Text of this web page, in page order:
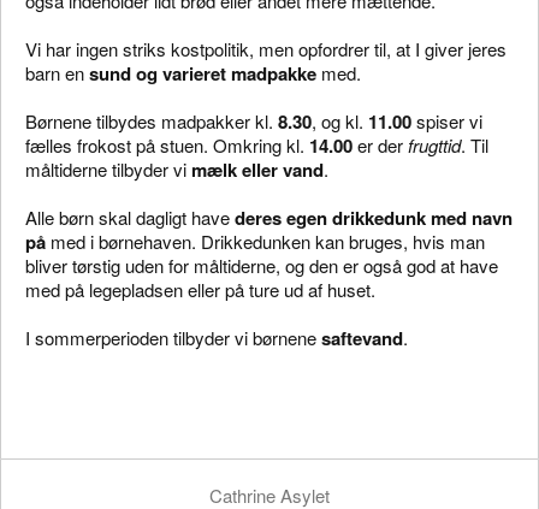
Bestyrelsen
Log ind
Vi har ingen striks kostpolitik, men opfordrer til, at I giver jeres
barn ensund og varieret madpakke med.
Børnene tilbydes madpakker kl. 8.30, og kl. 11.00spiser vi
fælles frokost på stuen. Omkring kl. 14.00er derfrugttid. Til
måltiderne tilbyder vimælk eller vand.
Alle børn skal dagligt havederes egen drikkedunk med navn
på med i børnehaven. Drikkedunken kan bruges, hvis man
bliver tørstig uden for måltiderne, og den er også god at have
med på legepladsen eller på ture ud af huset.
I sommerperioden tilbyder vi børnenesaftevand.
Cathrine Asylet